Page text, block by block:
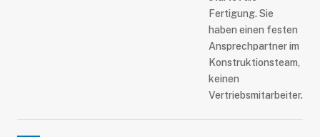
Fertigung. Sie
haben einen festen
Ansprechpartner im
Konstruktionsteam,
keinen
Vertriebsmitarbeiter.